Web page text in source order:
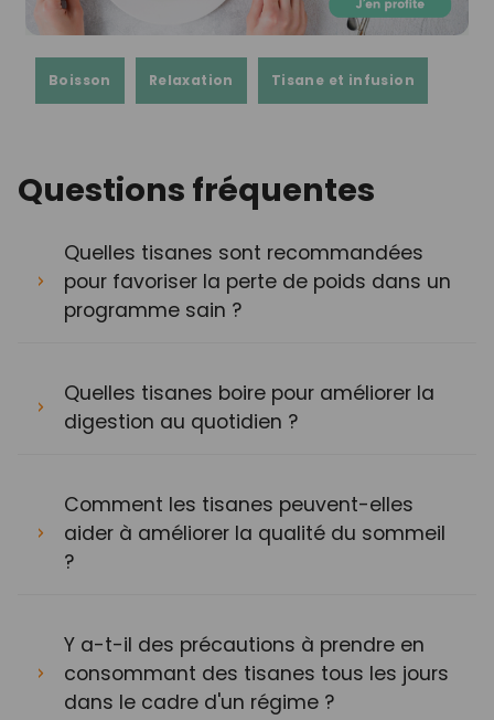
Boisson Relaxation Tisane et infusion
Questions fréquentes
Quelles tisanes sont recommandées
pour favoriser la perte de poids dans un
programme sain ?
Quelles tisanes boire pour améliorer la
digestion au quotidien ?
Comment les tisanes peuvent-elles
aider à améliorer la qualité du sommeil
?
Y a-t-il des précautions à prendre en
consommant des tisanes tous les jours
dans le cadre d'un régime ?